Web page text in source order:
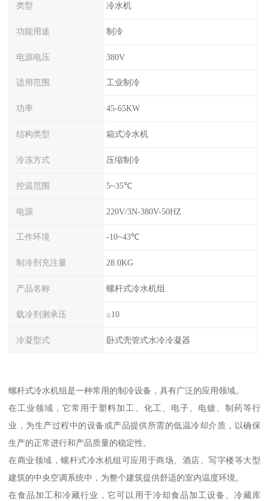
类型 冷水机
功能用途 制冷
电源电压 380V
适用范围 工业制冷
功率 45-65KW
结构类型 箱式冷水机
冷冻方式 压缩制冷
控温范围 5~35℃
电源 220V/3N-380V-50HZ
工作环境 -10~43℃
制冷剂充注量 28.0KG
产品名称 螺杆式冷水机组
载冷剂测承压 ≤10
冷凝型式 卧式壳管式水冷冷凝器
螺杆式冷水机组是一种常用的制冷设备，具有广泛的应用领域。
在工业领域，它常用于塑料加工、化工、电子、电镀、制药等行
业，为生产过程中的设备或产品提供所需的低温冷却介质，以确保
生产的正常进行和产品质量的稳定性。
在商业领域，螺杆式冷水机组可应用于商场、酒店、写字楼等大型
建筑的中央空调系统中，为整个建筑提供舒适的室内温度环境。
在食品加工和冷藏行业，它可以用于冷却食品加工设备、冷藏库